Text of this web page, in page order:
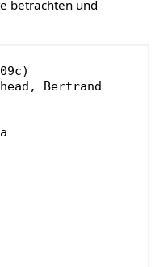
betrachten und